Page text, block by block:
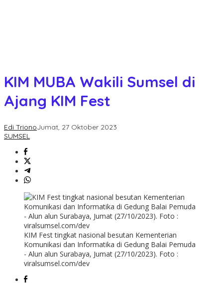
KIM MUBA Wakili Sumsel di
Ajang KIM Fest
Edi TrionoJumat, 27 Oktober 2023
SUMSEL
KIM Fest tingkat nasional besutan Kementerian
Komunikasi dan Informatika di Gedung Balai Pemuda
- Alun alun Surabaya, Jumat (27/10/2023). Foto :
viralsumsel.com/dev